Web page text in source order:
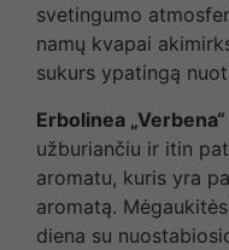
svetingumo
namų kvapai
sukurs ypatingą
Erbolinea „Verbena“
užburiančiu ir itin
aromatu, kuris yra
aromatą.
diena su